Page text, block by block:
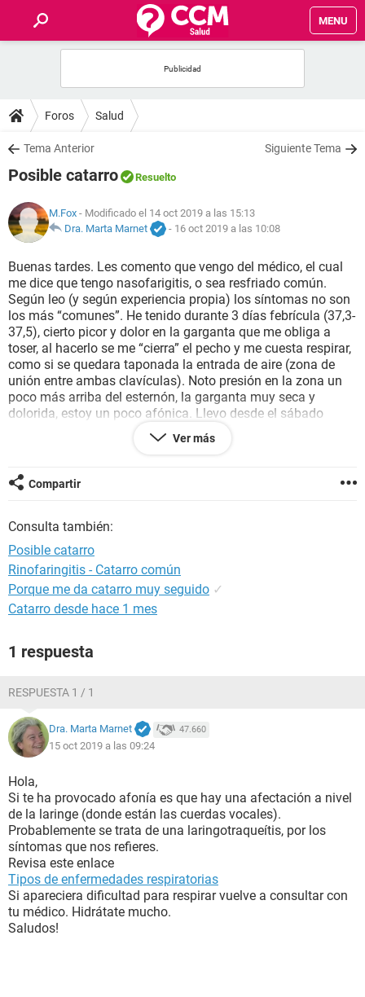
MENU
FOROS
SALUD
NUTRICIÓN
BIENESTAR
SEXUALIDAD
GLOSARIO
Foros Salud
Tema Anterior Siguiente Tema
Posible catarro Resuelto
M.Fox - Modificado el 14 oct 2019 a las 15:13
Dra. Marta Marnet
- 16 oct 2019 a las 10:08
Buenas tardes. Les comento que vengo del médico, el cual
me dice que tengo nasofarigitis, o sea resfriado común.
Según leo (y según experiencia propia) los síntomas no son
los más “comunes”. He tenido durante 3 días febrícula (37,3-
37,5), cierto picor y dolor en la garganta que me obliga a
toser, al hacerlo se me “cierra” el pecho y me cuesta respirar,
como si se quedara taponada la entrada de aire (zona de
unión entre ambas clavículas). Noto presión en la zona un
poco más arriba del esternón, la garganta muy seca y
dolorida, estoy un poco afónica. Llevo desde el sábado
tomando jarabe para tos con mocos y ha salido uno
bastante grande, verde oscuro y muy espeso (no sé si es
producía al respirar fuerte por la boca, como si hubiera
obstrucción.
La cuestión es que no me convence eso de resfriado, no
tengo congestión nasal o goteo, la [-congestión está más
abajo.
Gracias por las posibles respuestas y por su tiempo.
Ver más
Compartir
Consulta también:
Posible catarro
Rinofaringitis - Catarro común
Porque me da catarro muy seguido ✓
Catarro desde hace 1 mes
1 respuesta
RESPUESTA 1 / 1
Dra. Marta Marnet 47.660
15 oct 2019 a las 09:24
Hola,
Si te ha provocado afonía es que hay una afectación a nivel
de la laringe (donde están las cuerdas vocales).
Probablemente se trata de una laringotraqueítis, por los
síntomas que nos refieres.
Revisa este enlace
Tipos de enfermedades respiratorias
Si apareciera dificultad para respirar vuelve a consultar con
tu médico. Hidrátate mucho.
Saludos!